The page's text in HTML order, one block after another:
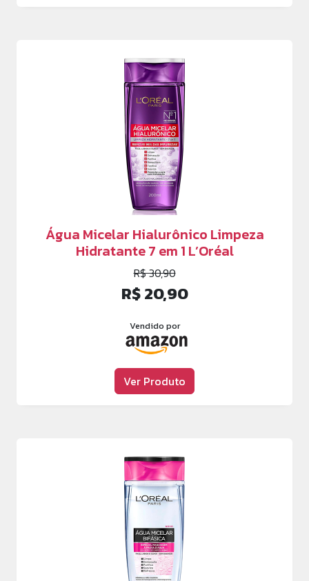
Água Micelar Hialurônico Limpeza
Hidratante 7 em 1 L’Oréal
R$ 30,90
R$ 20,90
Vendido por
Ver Produto